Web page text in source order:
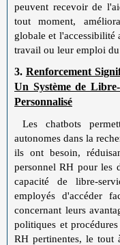
peuvent recevoir de
tout moment,
globale et l'accessibilité
travail ou leur emploi du
3. Renforcement
Un Système de
Personnalisé
Les chatbots
autonomes dans la
ils ont besoin,
personnel RH pour les
capacité de libre-
employés d'accéder
concernant leurs
politiques et
RH pertinentes, le tout